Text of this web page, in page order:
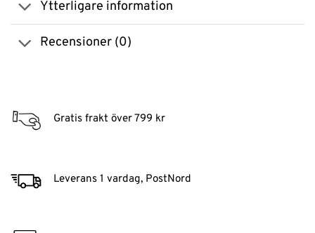
Ytterligare information
Recensioner (0)
Gratis frakt över 799 kr
Leverans 1 vardag, PostNord